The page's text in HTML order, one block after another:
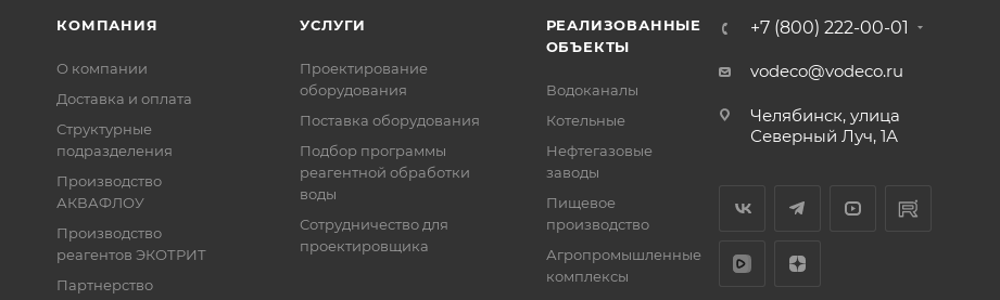
КОМПАНИЯ
О компании
Доставка и оплата
Структурные
подразделения
Производство
АКВАФЛОУ
Производство
реагентов ЭКОТРИТ
Партнерство
УСЛУГИ
Проектирование
оборудования
Поставка оборудования
Подбор программы
реагентной обработки
воды
Сотрудничество для
проектировщика
РЕАЛИЗОВАННЫЕ
ОБЪЕКТЫ
Водоканалы
Котельные
Нефтегазовые
заводы
Пищевое
производство
Агропромышленные
комплексы
+7 (800) 222-00-01
vodeco@vodeco.ru
Челябинск, улица
Северный Луч, 1А